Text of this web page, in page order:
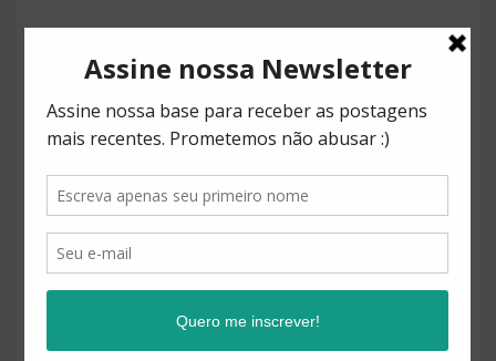
Direitos
Educação
Educação e diversão
Educação financeira para crianças